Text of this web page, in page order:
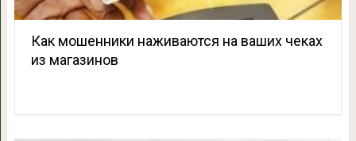
Как мошенники наживаются на ваших чеках
из магазинов